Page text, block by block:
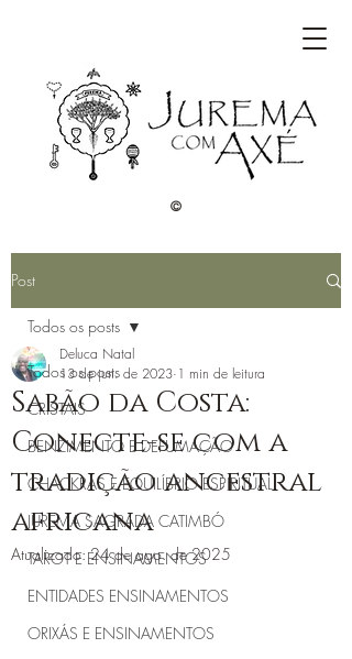
©
Post
Todos os posts
CRISTAIS
BENZIMENTO E DEFUMAÇÃO
CHACKRAS E EQUILÍBRIO ESPIRITUAL
JUREMA SAGRADA CATIMBÓ
TAROT E ENSINAMENTOS
ENTIDADES ENSINAMENTOS
ORIXÁS E ENSINAMENTOS
Todos os posts
Sabão da Costa:
Conecte-se com a
tradição ancestral
africana
Deluca Natal
13 de jun. de 2023 1 min de leitura
Atualizado:24 de ago. de 2025